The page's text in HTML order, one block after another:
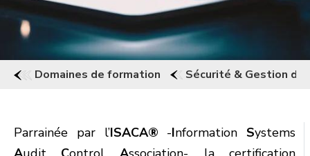
Domaines de formation Sécurité & Gestion
Parrainée par l’ISACA® -Information Systems